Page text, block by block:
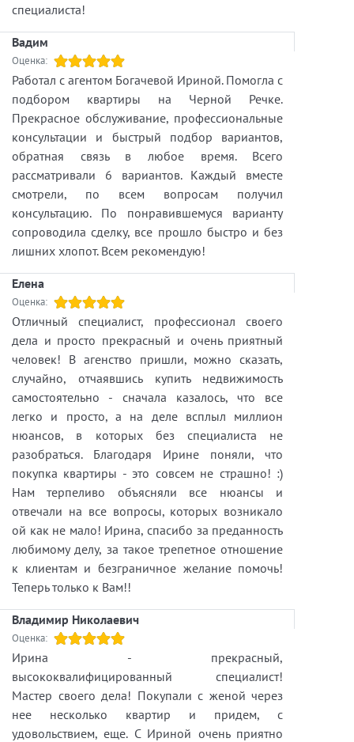
специалиста!
Вадим
Оценка:
Работал с агентом Богачевой Ириной. Помогла с
подбором квартиры на Черной Речке.
Прекрасное обслуживание, профессиональные
консультации и быстрый подбор вариантов,
обратная связь в любое время. Всего
рассматривали 6 вариантов. Каждый вместе
смотрели, по всем вопросам получил
консультацию. По понравившемуся варианту
сопроводила сделку, все прошло быстро и без
лишних хлопот. Всем рекомендую!
Елена
Оценка:
Отличный специалист, профессионал своего
дела и просто прекрасный и очень приятный
человек! В агенство пришли, можно сказать,
случайно, отчаявшись купить недвижимость
самостоятельно - сначала казалось, что все
легко и просто, а на деле всплыл миллион
нюансов, в которых без специалиста не
разобраться. Благодаря Ирине поняли, что
покупка квартиры - это совсем не страшно! :)
Нам терпеливо объясняли все нюансы и
отвечали на все вопросы, которых возникало
ой как не мало! Ирина, спасибо за преданность
любимому делу, за такое трепетное отношение
к клиентам и безграничное желание помочь!
Теперь только к Вам!!
Владимир Николаевич
Оценка:
Ирина - прекрасный,
высококвалифицированный специалист!
Мастер своего дела! Покупали с женой через
нее несколько квартир и придем, с
удовольствием, еще. С Ириной очень приятно